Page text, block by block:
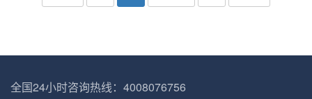
全国24小时咨询热线：4008076756